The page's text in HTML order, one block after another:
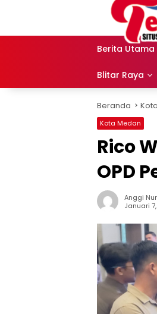
Berita Utama
Blitar Raya
Beranda
Kota Medan
Rico
OPD
Anggi
Januari